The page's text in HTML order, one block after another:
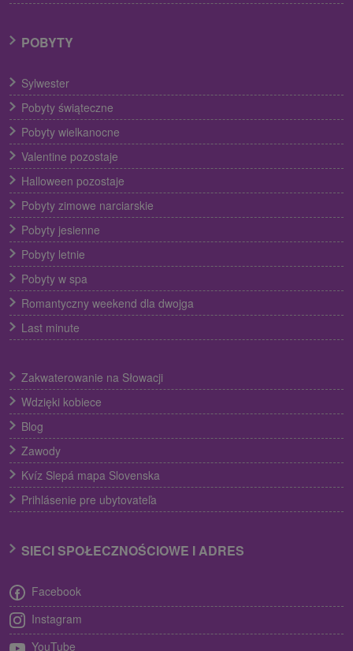
POBYTY
Sylwester
Pobyty świąteczne
Pobyty wielkanocne
Valentine pozostaje
Halloween pozostaje
Pobyty zimowe narciarskie
Pobyty jesienne
Pobyty letnie
Pobyty w spa
Romantyczny weekend dla dwojga
Last minute
Zakwaterowanie na Słowacji
Wdzięki kobiece
Blog
Zawody
Kvíz Slepá mapa Slovenska
Prihlásenie pre ubytovateľa
SIECI SPOŁECZNOŚCIOWE I ADRES
Facebook
Instagram
YouTube